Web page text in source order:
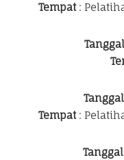
Tempat:
Tanggal
Tanggal
Tempat:
Tanggal